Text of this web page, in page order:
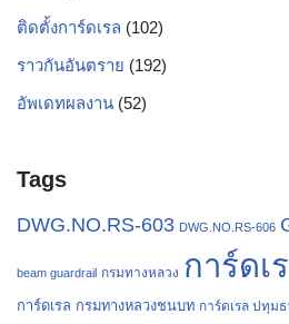
ติดตั้งการ์ดเรล (102)
ราวกันอันตราย (192)
อัพเดทผลงาน (52)
Tags
DWG.NO.RS-603 DWG.NO.RS-606
beam guardrail กรมทางหลวง การ์ดเ
การ์ดเรล กรมทางหลวงชนบท การ์ดเรล ปทุม